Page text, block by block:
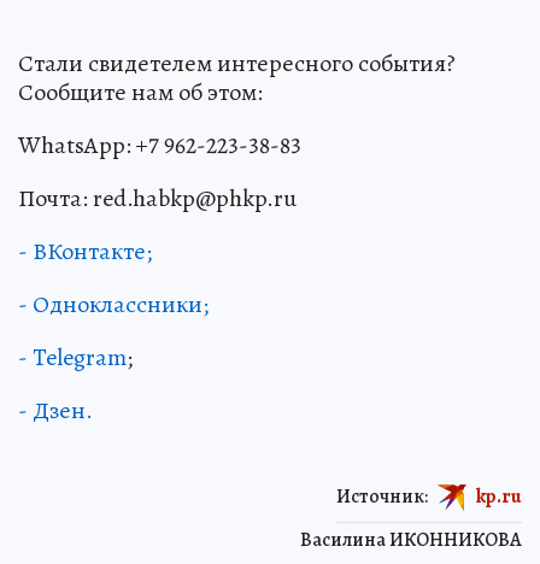
Стали свидетелем интересного события?
Сообщите нам об этом:
WhatsApp: +7 962-223-38-83
Почта: red.habkp@phkp.ru
- ВКонтакте;
- Одноклассники;
- Telegram;
- Дзен.
Василина ИКОННИКОВА
Источник: kp.ru